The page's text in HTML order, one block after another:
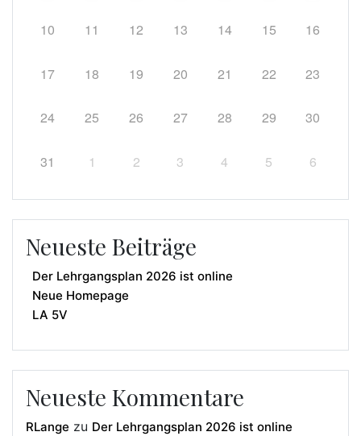
10 11 12 13 14 15 16
17 18 19 20 21 22 23
24 25 26 27 28 29 30
31 1 2 3 4 5 6
Neueste Beiträge
Der Lehrgangsplan 2026 ist online
Neue Homepage
LA 5V
Neueste Kommentare
RLange zu Der Lehrgangsplan 2026 ist online